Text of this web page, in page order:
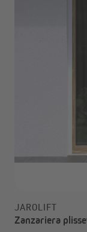
JAROLIFT
Zanzariera